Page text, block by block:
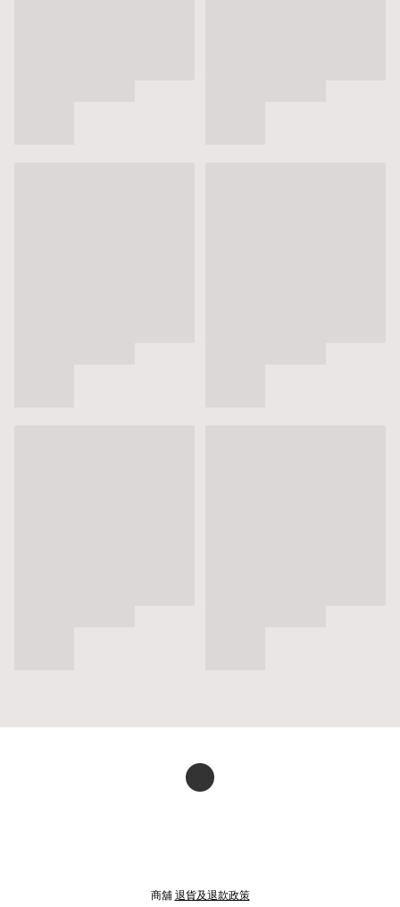
商舖 退貨及退款政策